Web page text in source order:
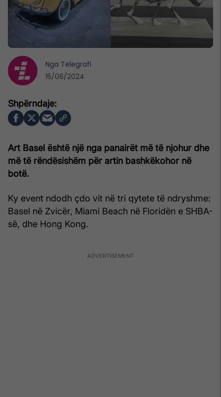
Art Basel është një nga panairët më të njohur dhe
më të rëndësishëm për artin bashkëkohor në
botë.
Ky event ndodh çdo vit në tri qytete të ndryshme:
Basel në Zvicër, Miami Beach në Floridën e SHBA-
së, dhe Hong Kong.
Nga Telegrafi
15/06/2024